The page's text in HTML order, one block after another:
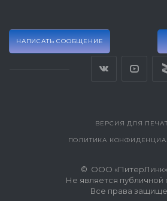
НАПИСАТЬ СООБЩЕНИЕ
ВЕРСИЯ ДЛЯ
ПОЛИТИКА
© ООО «ПитерЛинк»
Не является
Все права